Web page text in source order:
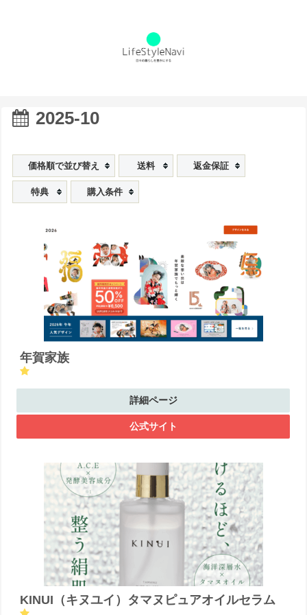
2025-10
価格順で並び替え 送料 返金保証
特典 購入条件
年賀家族
詳細ページ
公式サイト
KINUI（キヌユイ）タマヌピュアオイルセラム